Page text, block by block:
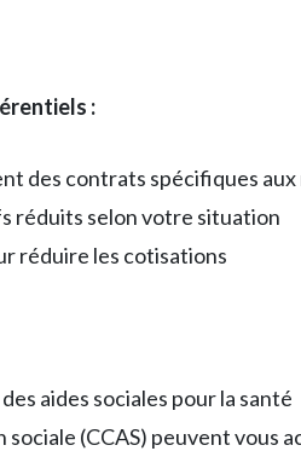
:
des contrats spécifiques
réduits selon votre situation
réduire les cotisations
aides sociales pour la santé
sociale (CCAS) peuvent vous